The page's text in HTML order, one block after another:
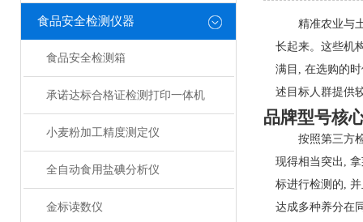
食品安全检测仪器
食品安全检测箱
承诺达标合格证检测打印一体机
小麦粉加工精度测定仪
全自动食用盐碘分析仪
金标读数仪
精⁠准农业与
长‌起来。这些机
满目, 在选购的
述目标人群⁠提供
品牌型号核
按照第⁠三方
现得相当突出,
标进行检测的,
达成多种养分在